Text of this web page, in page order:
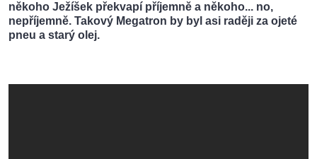
někoho Ježíšek překvapí příjemně a někoho... no,
nepříjemně. Takový Megatron by byl asi raději za ojeté
pneu a starý olej.